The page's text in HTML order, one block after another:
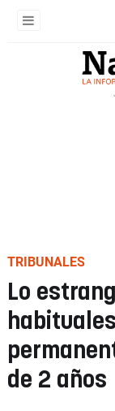
TRIBUNALES
Lo
de 2 años